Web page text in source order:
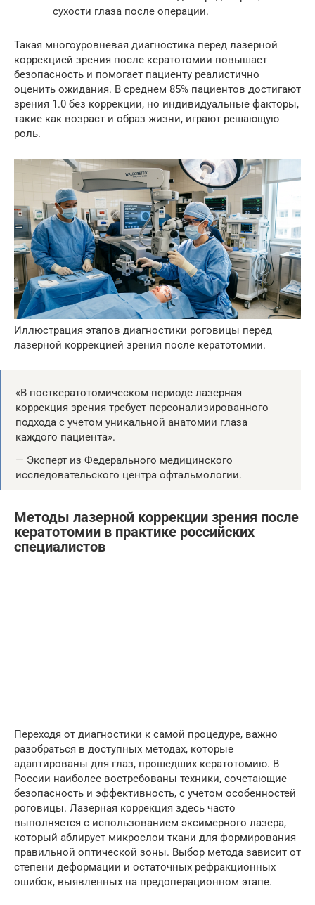
сухости глаза после операции.
Такая многоуровневая диагностика перед лазерной
коррекцией зрения после кератотомии повышает
безопасность и помогает пациенту реалистично
оценить ожидания. В среднем 85% пациентов достигают
зрения 1.0 без коррекции, но индивидуальные факторы,
такие как возраст и образ жизни, играют решающую
роль.
Иллюстрация этапов диагностики роговицы перед
лазерной коррекцией зрения после кератотомии.
«В посткератотомическом периоде лазерная
коррекция зрения требует персонализированного
подхода с учетом уникальной анатомии глаза
каждого пациента».
— Эксперт из Федерального медицинского
исследовательского центра офтальмологии.
Методы лазерной коррекции зрения после
кератотомии в практике российских
специалистов
Переходя от диагностики к самой процедуре, важно
разобраться в доступных методах, которые
адаптированы для глаз, прошедших кератотомию. В
России наиболее востребованы техники, сочетающие
безопасность и эффективность, с учетом особенностей
роговицы. Лазерная коррекция здесь часто
выполняется с использованием эксимерного лазера,
который аблирует микрослои ткани для формирования
правильной оптической зоны. Выбор метода зависит от
степени деформации и остаточных рефракционных
ошибок, выявленных на предоперационном этапе.